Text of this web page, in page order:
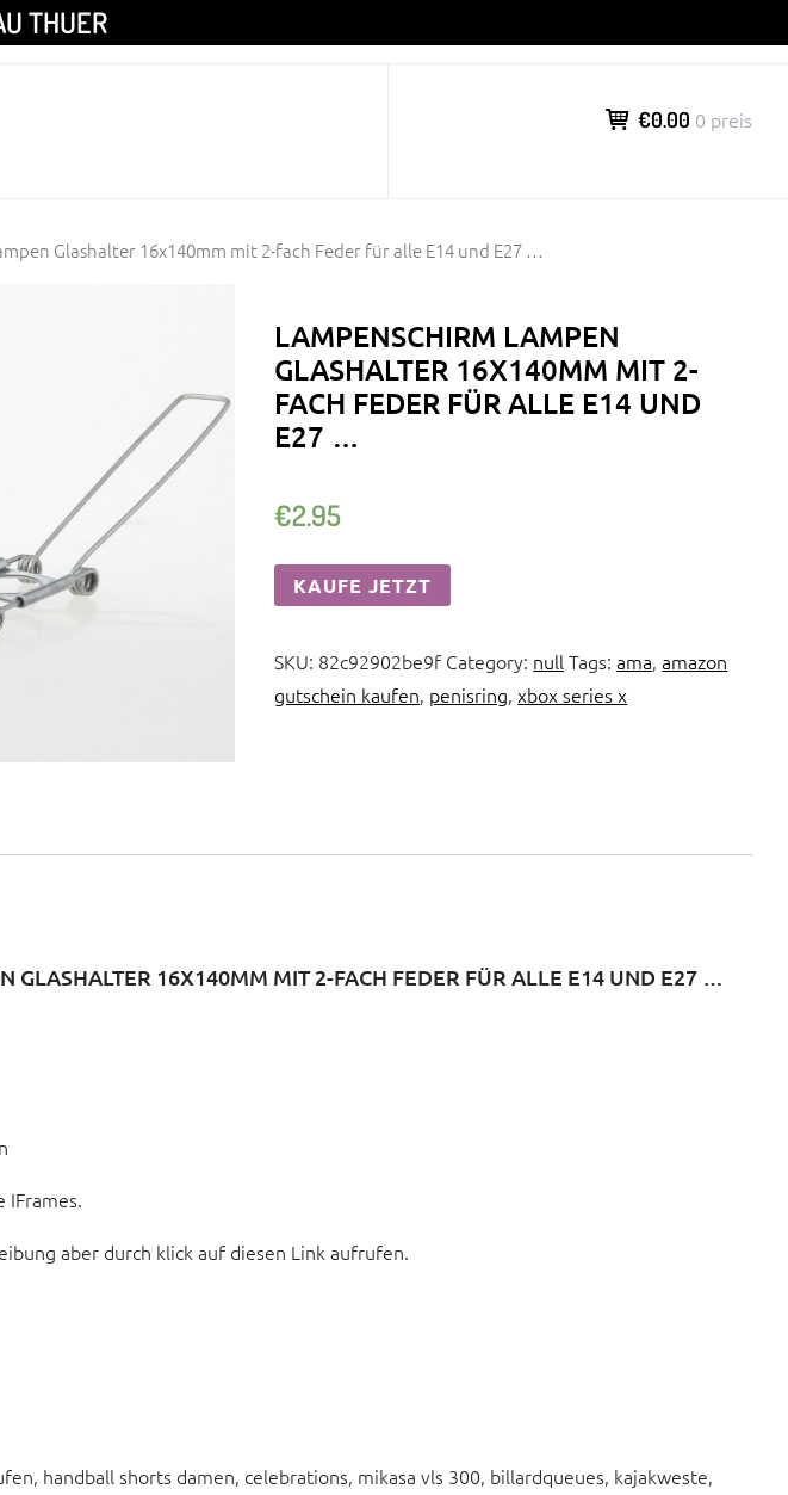
THUER
€0.00 0 preis
Glashalter 16x140mm mit 2-fach Feder für alle E14 und E27 …
LAMPENSCHIRM LAMPEN
GLASHALTER 16X140MM MIT 2-
FACH FEDER FÜR ALLE E14 UND
E27 …
€2.95
KAUFE JETZT
SKU: 82c92902be9f Category: nullTags:ama,amazon
gutschein kaufen, penisring,xbox series x
GLASHALTER 16X140MM MIT 2-FACH FEDER FÜR ALLE E14 UND E27 …
aber durch klick auf diesen Link aufrufen.
handball shorts damen, celebrations, mikasa vls 300, billardqueues, kajakweste,